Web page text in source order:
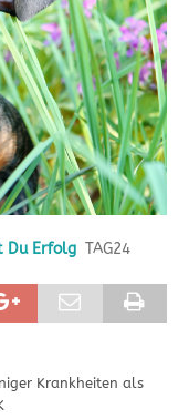
Du Erfolg TAG24
Krankheiten als